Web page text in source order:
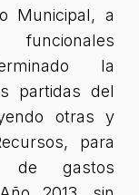
Municipal, a
la
partidas del
otras y
para
de gastos